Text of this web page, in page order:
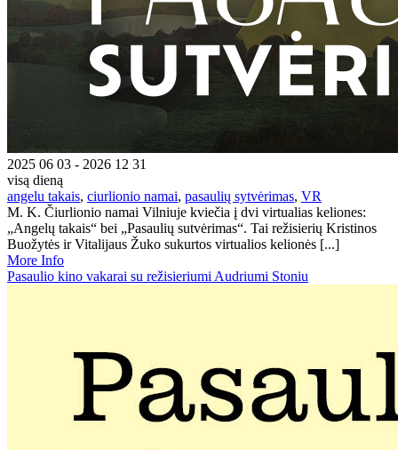
2025 06 03 - 2026 12 31
visą dieną
angelu takais, ciurlionio namai, pasaulių sytvėrimas, VR
M. K. Čiurlionio namai Vilniuje kviečia į dvi virtualias keliones:
„Angelų takais“ bei „Pasaulių sutvėrimas“. Tai režisierių Kristinos
Buožytės ir Vitalijaus Žuko sukurtos virtualios kelionės [...]
More Info
Pasaulio kino vakarai su režisieriumi Audriumi Stoniu